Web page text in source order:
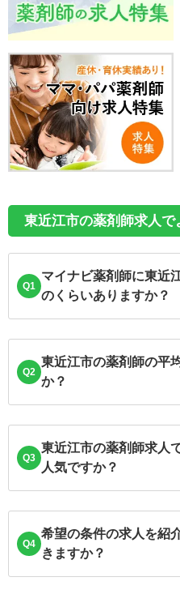
東近江市の薬剤師求人で
Q1
マイナビ薬剤師に東近
のくらいありますか？
Q2
東近江市の薬剤師の平
か？
Q3
東近江市の薬剤師求人
人気ですか？
Q4
希望の条件の求人を紹
きますか？